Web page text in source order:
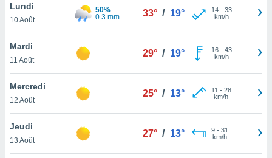
le
ainsi
un
la
du
Lundi
10 Août
50%
0.3 mm
33° / 19° 14- 33
km/h
Mardi
11 Août
29° / 19° 16- 43
km/h
Mercredi
12 Août
25° / 13° 11 - 28
km/h
Jeudi
13 Août
27° / 13° 9- 31
km/h